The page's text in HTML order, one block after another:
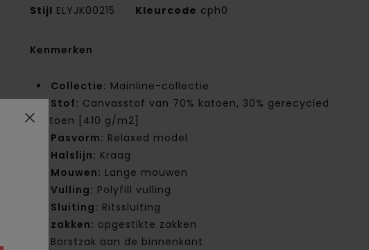
Stijl ELYJK00215 Kleurcode cph0
Kenmerken
Collectie: Mainline-collectie
Stof: Canvasstof van 70% katoen, 30% gerecycled
katoen [410 g/m2]
Pasvorm: Relaxed model
Halslijn: Kraag
Mouwen: Lange mouwen
Vulling: Polyfill vulling
Sluiting: Ritssluiting
zakken: opgestikte zakken
Borstzak aan de binnenkant